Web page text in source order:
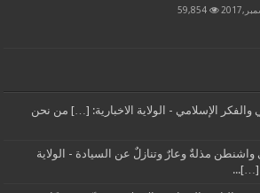
59,854
والفكر الإسلامي - الولاية الاخبارية: […] من نحن
واشنطن مذلةٌ وعارٌ وتنازلٌ عن السيادة - الولاية
[…]...